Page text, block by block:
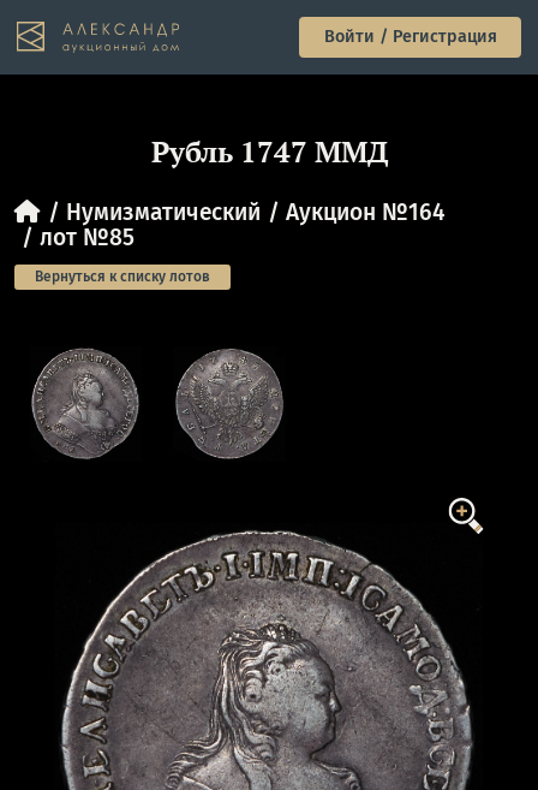
Войти / Регистрация
Рубль 1747 ММД
Нумизматический
Аукцион №164
лот №85
Вернуться к списку лотов